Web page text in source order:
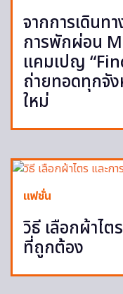
จากการเดินท
การพักผ่อน
แคมเปญ
ถ่ายทอดทุกจั
ใหม่
แฟชั่น
วิธี เลือกผ้าไต
ที่ถูกต้อง